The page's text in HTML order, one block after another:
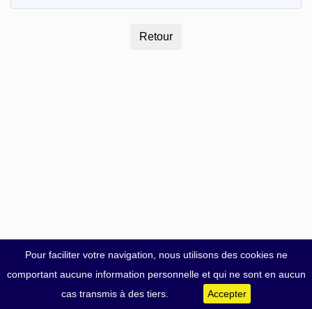
Pour faciliter votre navigation, nous utilisons des cookies ne
comportant aucune information personnelle et qui ne sont en aucun
cas transmis à des tiers.
Accepter